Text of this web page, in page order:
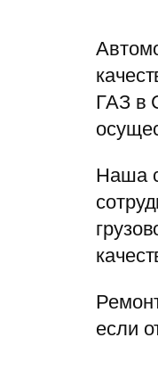
ГАЗ в
Наша
если